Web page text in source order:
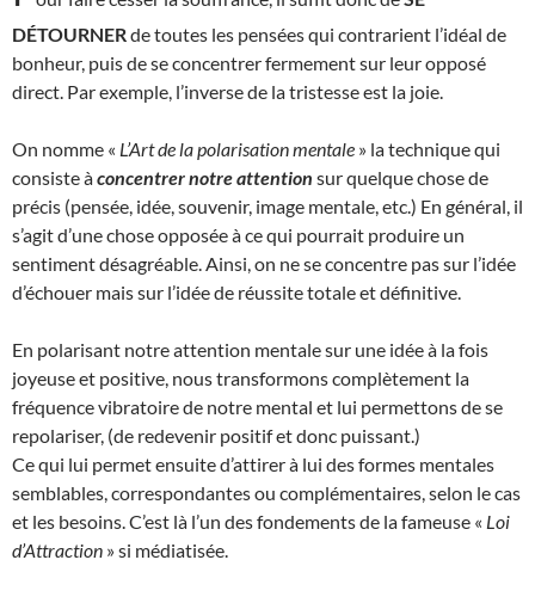
DÉTOURNERde toutes les pensées qui contrarient l’idéal de
bonheur, puis de se concentrer fermement sur leur opposé
direct. Par exemple, l’inverse de la tristesse est la joie.
On nomme « L’Art de la polarisation mentale » la technique qui
consiste àconcentrer notre attention sur quelque chose de
précis (pensée, idée, souvenir, image mentale, etc.) En général, il
s’agit d’une chose opposée à ce qui pourrait produire un
sentiment désagréable. Ainsi, on ne se concentre pas sur l’idée
d’échouer mais sur l’idée de réussite totale et définitive.
En polarisant notre attention mentale sur une idée à la fois
joyeuse et positive, nous transformons complètement la
fréquence vibratoire de notre mental et lui permettons de se
repolariser, (de redevenir positif et donc puissant.)
Ce qui lui permet ensuite d’attirer à lui des formes mentales
semblables, correspondantes ou complémentaires, selon le cas
et les besoins. C’est là l’un des fondements de la fameuse « Loi
d’Attraction » si médiatisée.